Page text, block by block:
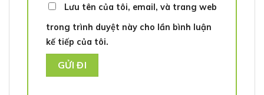
Lưu tên của tôi, email, và trang web
trong trình duyệt này cho lần bình luận
kế tiếp của tôi.